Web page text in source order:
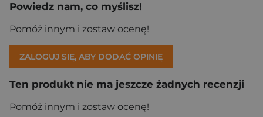
Powiedz nam, co myślisz!
Pomóż innym i zostaw ocenę!
ZALOGUJ SIĘ, ABY DODAĆ OPINIĘ
Ten produkt nie ma jeszcze żadnych recenzji
Pomóż innym i zostaw ocenę!